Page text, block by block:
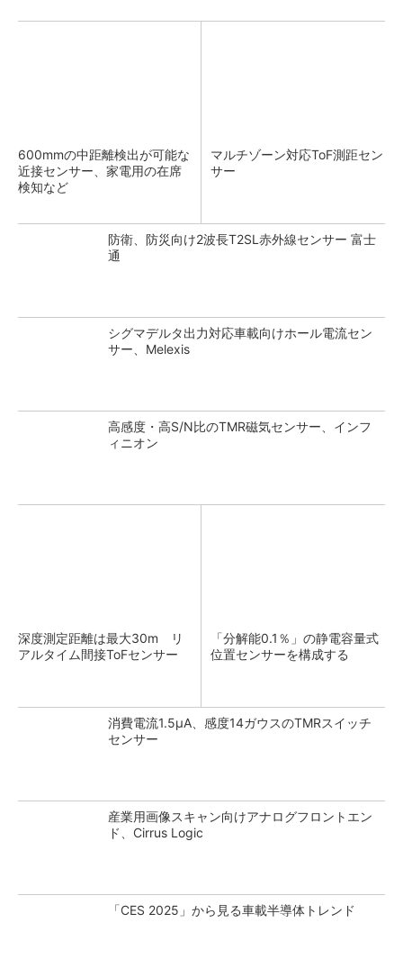
600mmの中距離検出が可能な
近接センサー、家電用の在席
検知など
マルチゾーン対応ToF測距セン
サー
防衛、防災向け2波長T2SL赤外線センサー 富士
通
シグマデルタ出力対応車載向けホール電流セン
サー、Melexis
高感度・高S/N比のTMR磁気センサー、インフ
ィニオン
深度測定距離は最大30m リ
アルタイム間接ToFセンサー
「分解能0.1％」の静電容量式
位置センサーを構成する
消費電流1.5μA、感度14ガウスのTMRスイッチ
センサー
産業用画像スキャン向けアナログフロントエン
ド、Cirrus Logic
「CES 2025」から見る車載半導体トレンド